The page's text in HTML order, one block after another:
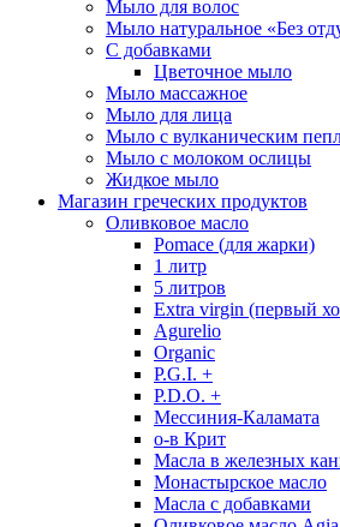
Мыло для волос
Мыло натуральное «Без
С добавками
Цветочное мыло
Мыло массажное
Мыло для лица
Мыло с вулканическим
Мыло с молоком ослицы
Жидкое мыло
Магазин греческих продуктов
Оливковое масло
Pomace (для жарки)
1 литр
5 литров
Extra virgin (первый
Agurelio
Organic
P.G.I. +
P.D.O. +
Мессиния-Каламата
о-в Крит
Масла в железных
Монастырское масло
Масла с добавками